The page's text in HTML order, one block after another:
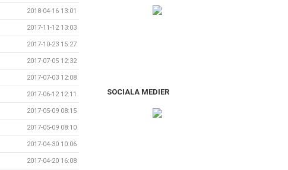
2018-04-16 13:01
2017-11-12 13:03
2017-10-23 15:27
2017-07-05 12:32
2017-07-03 12:08
2017-06-12 12:11
2017-05-09 08:15
2017-05-09 08:10
2017-04-30 10:06
2017-04-20 16:08
SOCIALA MEDIER